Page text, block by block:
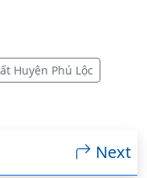
Huyện Phú Lộc
Next